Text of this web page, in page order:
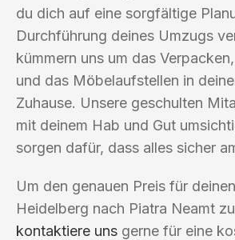
du dich auf eine sorgfältige
Durchführung deines Umzugs
kümmern uns um das
und das Möbelaufstellen in
Zuhause. Unsere geschulten
mit deinem Hab und Gut
sorgen dafür, dass alles sicher
Um den genauen Preis für
Heidelberg nach Piatra Neamt
kontaktiere uns gerne für eine